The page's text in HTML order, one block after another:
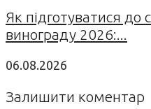
Як підготуватися до
винограду 2026:...
06.08.2026
Залишити коментар